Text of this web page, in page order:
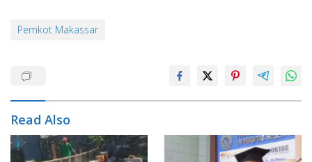
Pemkot Makassar
Read Also